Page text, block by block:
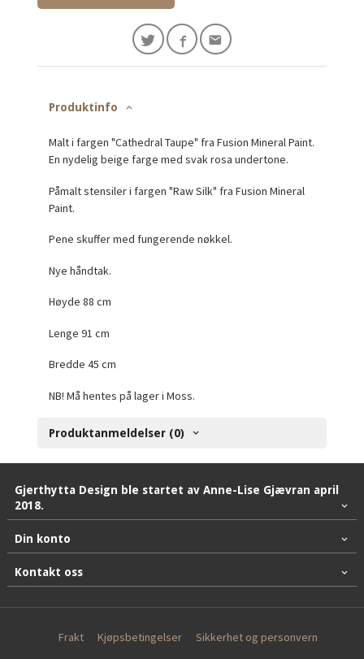
Produktinfo
Malt i fargen "Cathedral Taupe" fra Fusion Mineral Paint.
En nydelig beige farge med svak rosa undertone.
Påmalt stensiler i fargen "Raw Silk" fra Fusion Mineral
Paint.
Pene skuffer med fungerende nøkkel.
Nye håndtak.
Høyde 88 cm
Lenge 91 cm
Bredde 45 cm
NB! Må hentes på lager i Moss.
Produktanmeldelser (0)
Gjerthytta Design ble startet av Anne-Lise Gjævran april
2018.
Din konto
Kontakt oss
Frakt Kjøpsbetingelser Sikkerhet og personvern